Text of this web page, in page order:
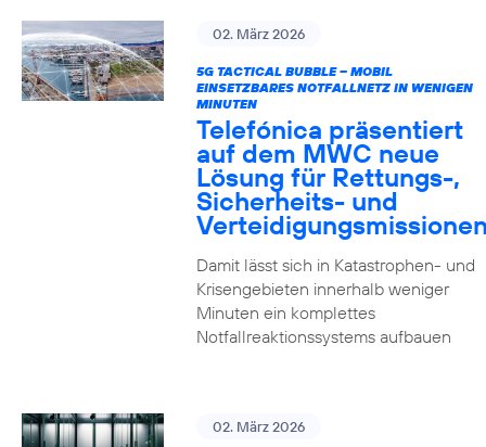
02. März 2026
5G TACTICAL BUBBLE – MOBIL
EINSETZBARES NOTFALLNETZ IN WENIGEN
MINUTEN
Telefónica präsentiert
auf dem MWC neue
Lösung für Rettungs-,
Sicherheits- und
Damit lässt sich in Katastrophen- und
Krisengebieten innerhalb weniger
Minuten ein komplettes
Notfallreaktionssystems aufbauen
02. März 2026